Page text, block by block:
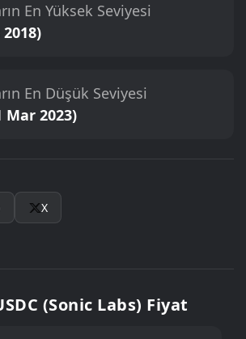
En Yüksek Seviyesi
En Düşük Seviyesi
Mar 2023)
X
(Sonic Labs) Fiyat